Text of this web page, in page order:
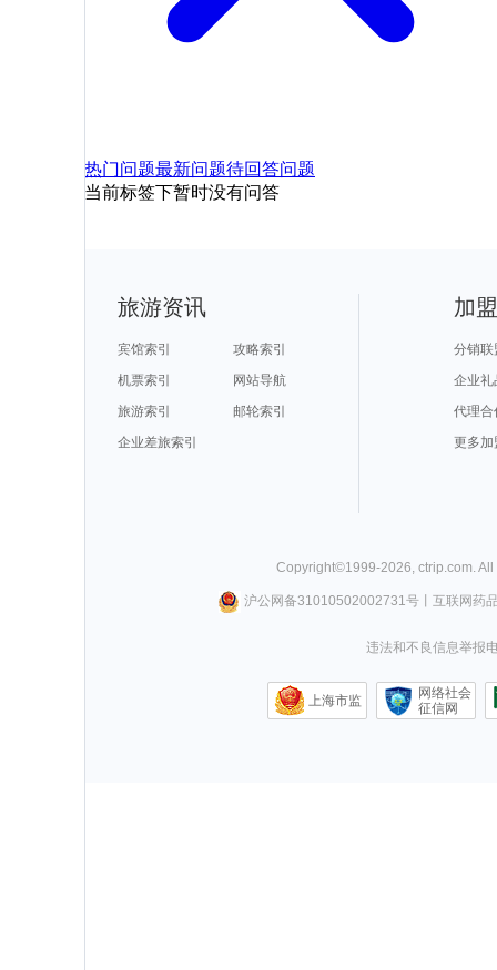
热门问题最新问题待回答问题
当前标签下暂时没有问答
旅游资讯
宾馆索引
攻略索引
机票索引
网站导航
旅游索引
邮轮索引
企业差旅索引
加
分销联
企业礼
代理合
更多加
Copyright©1999-2026, ctrip.com.
沪公网备31010502002731号丨 互联网药
违法和不良信息举报
上海市监
网络社会
征信网